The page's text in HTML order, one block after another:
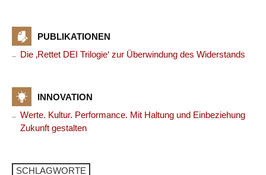
PUBLIKATIONEN
Die ‚Rettet DEI Trilogie‘ zur Überwindung des Widerstands
INNOVATION
Werte. Kultur. Performance. Mit Haltung und Einbeziehung
Zukunft gestalten
SCHLAGWORTE